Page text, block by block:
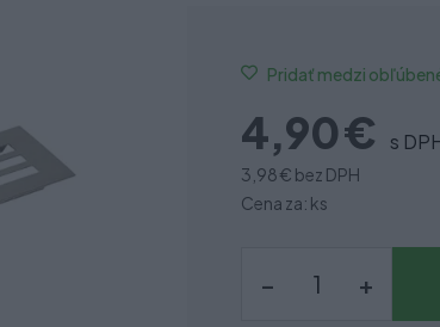
Pridať medzi
4,90 € s
3,98 € bez DPH
Cena za: ks
– +